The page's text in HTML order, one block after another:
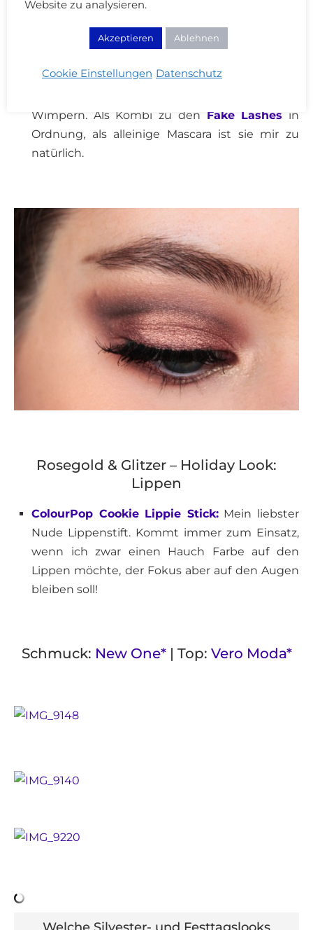
darüber tupfen.
Mascara*:Habe ich als Tester erhalten. Die
Wimpern. Als Kombi zu den Fake Lashes in
Ordnung, als alleinige Mascara ist sie mir zu
natürlich.
Rosegold & Glitzer – Holiday Look:
Lippen
ColourPop Cookie Lippie Stick:Mein liebster
Nude Lippenstift. Kommt immer zum Einsatz,
wenn ich zwar einen Hauch Farbe auf den
Lippen möchte, der Fokus aber auf den Augen
bleiben soll!
Schmuck: New One*| Top: Vero Moda*
Website zu analysieren.
Akzeptieren Ablehnen
Cookie Einstellungen Datenschutz